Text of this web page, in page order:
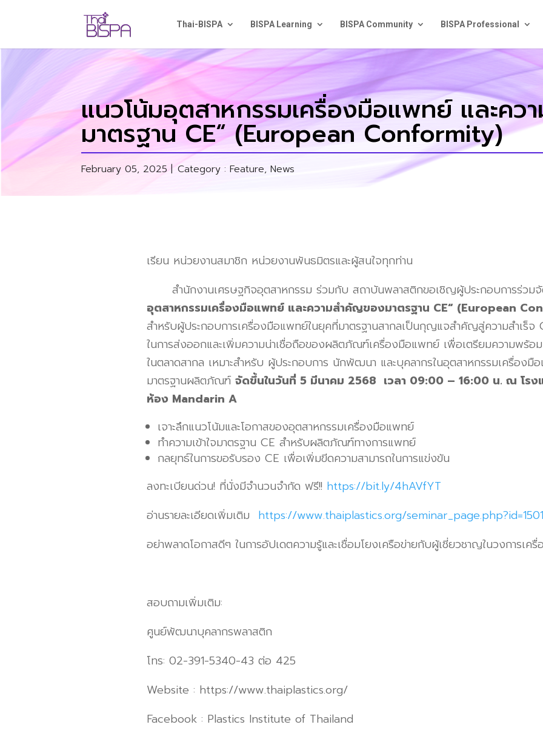
Thai-BISPA BISPA Learning BISPA Community BISPA Professional
แนวโน้มอุตสาหกรรมเครื่องมือแพทย์ และค
มาตรฐาน CE“ (European Conformity)
February 05, 2025 | Category :Feature,News
เรียน หน่วยงานสมาชิก หน่วยงานพันธมิตรและผู้สนใจทุกท่าน
สำนักงานเศรษฐกิจอุตสาหกรรม ร่วมกับ สถาบันพลาสติกขอเชิญผู้ประกอบการร่วมจั
อุตสาหกรรมเครื่องมือแพทย์ และความสำคัญของมาตรฐาน CE“ (European
สำหรับผู้ประกอบการเครื่องมือแพทย์ในยุคที่มาตรฐานสากลเป็นกุญแจสำคัญสู่ความสำเร็จ
ในการส่งออกและเพิ่มความน่าเชื่อถือของผลิตภัณฑ์เครื่องมือแพทย์ เพื่อเตรียมความพร้อม
ในตลาดสากล เหมาะสำหรับ ผู้ประกอบการ นักพัฒนา และบุคลากรในอุตสาหกรรมเครื่องมื
มาตรฐานผลิตภัณฑ์ จัดขึ้นในวันที่ 5 มีนาคม 2568 เวลา 09:00 – 16:00 น. ณ โรง
ห้อง Mandarin A
เจาะลึกแนวโน้มและโอกาสของอุตสาหกรรมเครื่องมือแพทย์
ทำความเข้าใจมาตรฐาน CE สำหรับผลิตภัณฑ์ทางการแพทย์
กลยุทธ์ในการขอรับรอง CE เพื่อเพิ่มขีดความสามารถในการแข่งขัน
ลงทะเบียนด่วน! ที่นั่งมีจำนวนจำกัด ฟรี!! https://bit.ly/4hAVfYT
อ่านรายละเอียดเพิ่มเติม https://www.thaiplastics.org/seminar_page.php?id=1501
อย่าพลาดโอกาสดีๆ ในการอัปเดตความรู้และเชื่อมโยงเครือข่ายกับผู้เชี่ยวชาญในวงการเค
สอบถามเพิ่มเติม:
ศูนย์พัฒนาบุคลากรพลาสติก
โทร: 02-391-5340-43 ต่อ 425
Website : https://www.thaiplastics.org/
Facebook : Plastics Institute of Thailand